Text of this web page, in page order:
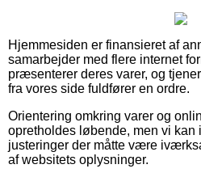
Hjemmesiden er finansieret af
samarbejder med flere internet
præsenterer deres varer, og
fra vores side fuldfører en ordre.
Orientering omkring varer og
opretholdes løbende, men vi kan
justeringer der måtte være
af websitets oplysninger.